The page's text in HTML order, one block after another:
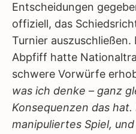
Entscheidungen
offiziell, das
Turnier
Abpfiff hatte
schwere Vorwürfe
was ich denke – ganz
Konsequenzen das
manipuliertes Spiel,